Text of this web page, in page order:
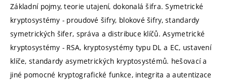
Základní pojmy, teorie utajení, dokonalá šifra. Symetrické
kryptosystémy - proudové šifry, blokové šifry, standardy
symetrických šifer, správa a distribuce klíčů. Asymetrické
kryptosystémy - RSA, kryptosystémy typu DL a EC, ustavení
klíče, standardy asymetrických kryptosystémů. hešovací a
jiné pomocné kryptografické funkce, integrita a autentizace